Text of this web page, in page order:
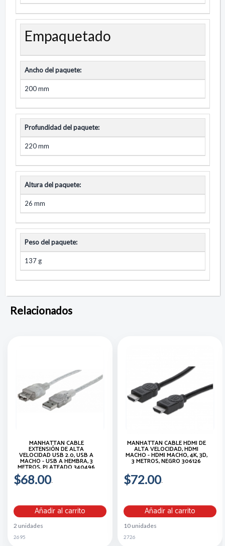
Empaquetado
Ancho del paquete:
200 mm
Profundidad del paquete:
220 mm
Altura del paquete:
26 mm
Peso del paquete:
137 g
Relacionados
MANHATTAN CABLE
EXTENSIÓN DE ALTA
VELOCIDAD USB 2.0, USB A
MACHO - USB A HEMBRA, 3
METROS, PLATEADO 340496
$68.00
Añadir al carrito
2 unidades
2695
MANHATTAN CABLE HDMI DE
ALTA VELOCIDAD, HDMI
MACHO - HDMI MACHO, 4K, 3D,
3 METROS, NEGRO 306126
$72.00
Añadir al carrito
10 unidades
2726